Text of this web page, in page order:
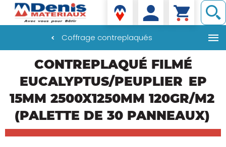
principal
Denis matériaux
Coffrage contreplaqués
CONTREPLAQUÉ FILMÉ
EUCALYPTUS/PEUPLIER EP
15MM 2500X1250MM 120GR/M2
(PALETTE DE 30 PANNEAUX)